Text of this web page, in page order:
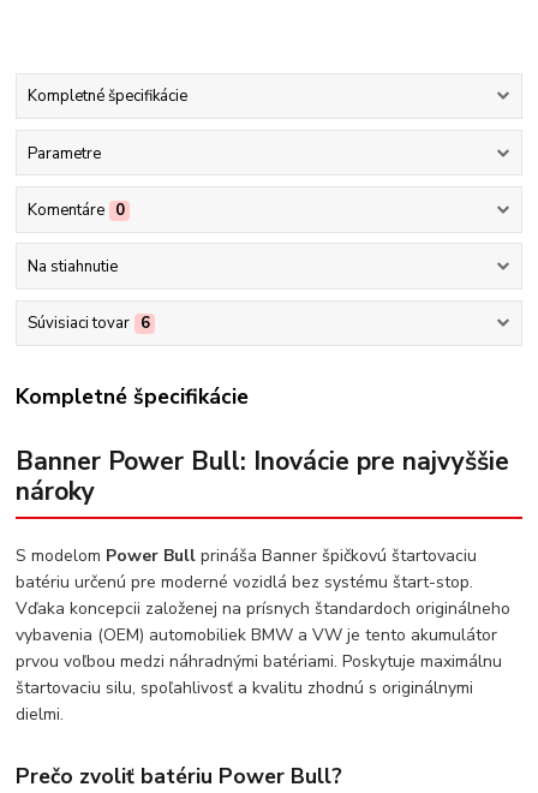
Kompletné špecifikácie
Parametre
Komentáre 0
Na stiahnutie
Súvisiaci tovar 6
Kompletné špecifikácie
Banner Power Bull: Inovácie pre najvyššie
nároky
S modelom Power Bull prináša Banner špičkovú štartovaciu
batériu určenú pre moderné vozidlá bez systému štart-stop.
Vďaka koncepcii založenej na prísnych štandardoch originálneho
vybavenia (OEM) automobiliek BMW a VW je tento akumulátor
prvou voľbou medzi náhradnými batériami. Poskytuje maximálnu
štartovaciu silu, spoľahlivosť a kvalitu zhodnú s originálnymi
dielmi.
Prečo zvoliť batériu Power Bull?